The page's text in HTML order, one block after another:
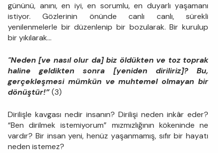
gününü, anını, en iyi, en sorumlu, en duyarlı yaşamanı
istiyor. Gözlerinin önünde canlı canlı, sürekli
yenilenmelerle bir düzenlenip bir bozularak. Bir kurulup
bir yıkılarak...
"Neden [ve nasıl olur da] biz öldükten ve toz toprak
haline geldikten sonra [yeniden diriliriz]? Bu,
gerçekleşmesi mümkün ve muhtemel olmayan bir
dönüştür!”(3)
Dirilişle kavgası nedir insanın? Dirilişi neden inkâr eder?
“Ben dirilmek istemiyorum” mızmızlığının kökeninde ne
vardır? Bir insan yeni, henüz yaşanmamış, sıfır bir hayatı
neden istemez?